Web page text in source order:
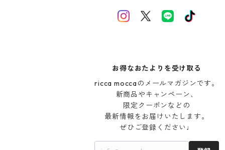
お得なおたよりを受け取る
ricca moccaのメールマガジンです。
新商品やキャンペーン、
限定クーポンなどの
最新情報をお届けいたします。
ぜひご登録ください♩